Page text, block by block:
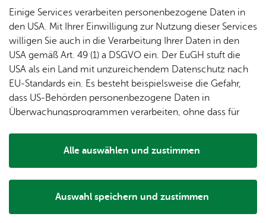
chen­
markt
Mit­tei­
lungs­
blatt
Ge­
schic
h­te
Lo­ka­le
Agen­
da
Ein­
rich­
tun­
gen
Leitung: Erich Hörmann. Chordirektor ADC
Am 1. Adventssonntagknüpft der Chor wieder an seine
Konzerttradition an und führt ein Adventskonzert auf.
Freuen Sie sich auf ein außergewöhnliches Konzert in der
Ailinger Pfarrkirche und halten Sie sich bitte diesen Abend
Kartenvorverkauf bei allen Chormitgliedern.
Einlass um 17.30 Uhr
Prei­se
Einige Services verarbeiten personenbezogene Daten in
den USA. Mit Ihrer Einwilligung zur Nutzung dieser Services
willigen Sie auch in die Verarbeitung Ihrer Daten in den
USA gemäß Art. 49 (1) a DSGVO ein. Der EuGH stuft die
USA als ein Land mit unzureichendem Datenschutz nach
EU-Standards ein. Es besteht beispielsweise die Gefahr,
dass US-Behörden personenbezogene Daten in
Überwachungsprogrammen verarbeiten, ohne dass für
Auswahl speichern und zustimmen
Alle auswählen und zustimmen